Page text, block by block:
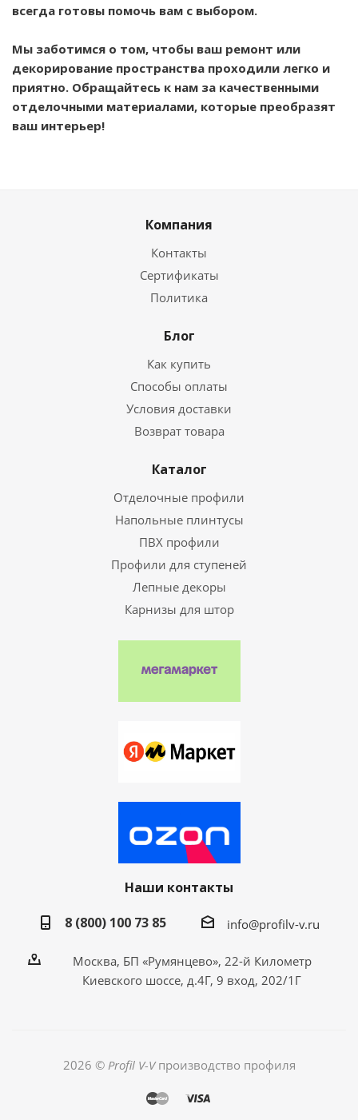
всегда готовы помочь вам с выбором.
Мы заботимся о том, чтобы ваш ремонт или
декорирование пространства проходили легко и
приятно. Обращайтесь к нам за качественными
отделочными материалами, которые преобразят
ваш интерьер!
Компания
Контакты
Сертификаты
Политика
Блог
Как купить
Способы оплаты
Условия доставки
Возврат товара
Каталог
Отделочные профили
Напольные плинтусы
ПВХ профили
Профили для ступеней
Лепные декоры
Карнизы для штор
Наши контакты
8 (800) 100 73 85
info@profilv-v.ru
Москва, БП «Румянцево», 22-й Километр
Киевского шоссе, д.4Г, 9 вход, 202/1Г
2026 © Profil V-Vпроизводство профиля